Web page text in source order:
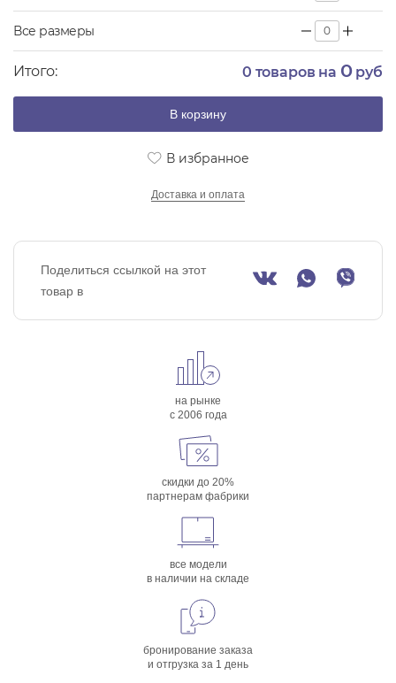
Все размеры
Итого: 0 товаров на 0руб
В корзину
В избранное
Доставка и оплата
Поделиться ссылкой на этот
товар в
на рынке
с 2006 года
скидки до 20%
партнерам фабрики
все модели
в наличии на складе
бронирование заказа
и отгрузка за 1 день